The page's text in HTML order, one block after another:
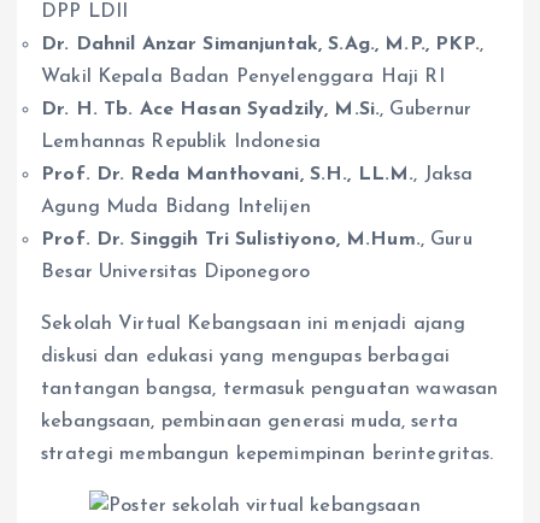
DPP LDII
Dr. Dahnil Anzar Simanjuntak, S.Ag., M.P., PKP.,
Wakil Kepala Badan Penyelenggara Haji RI
Dr. H. Tb. Ace Hasan Syadzily, M.Si., Gubernur
Lemhannas Republik Indonesia
Prof. Dr. Reda Manthovani, S.H., LL.M., Jaksa
Agung Muda Bidang Intelijen
Prof. Dr. Singgih Tri Sulistiyono, M.Hum., Guru
Besar Universitas Diponegoro
Sekolah Virtual Kebangsaan ini menjadi ajang
diskusi dan edukasi yang mengupas berbagai
tantangan bangsa, termasuk penguatan wawasan
kebangsaan, pembinaan generasi muda, serta
strategi membangun kepemimpinan berintegritas.